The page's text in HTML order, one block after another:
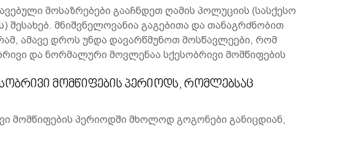
მოსაზრებები გააჩნდეთ ღამის პოლუციის (სასქესო
შესახებ. მნიშვნელოვანია გაგებითა და თანაგრძნობით
ამავე დროს უნდა დავარწმუნოთ მოსწავლეები, რომ
და ნორმალური მოვლენაა სქესობრივი მომწიფების
მომწიფების პერიოდს, რომლებსაც
მომწიფების პერიოდში მხოლოდ გოგონები განიცდიან,